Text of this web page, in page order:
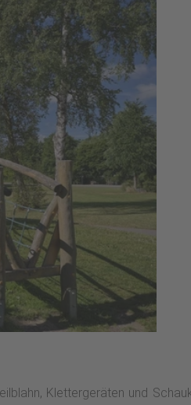
Klettergeräten und